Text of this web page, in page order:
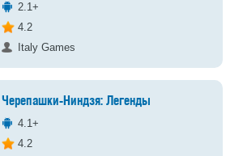
2.1+
4.2
Italy Games
Черепашки-Ниндзя: Легенды
4.1+
4.2